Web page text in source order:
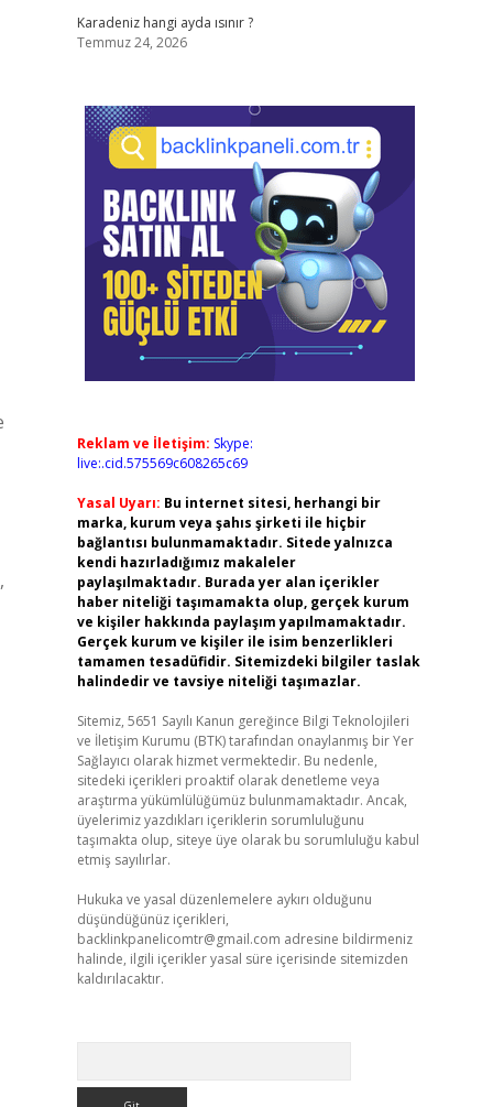
Karadeniz hangi ayda ısınır ?
Temmuz 24, 2026
Reklam ve İletişim: Skype:
live:.cid.575569c608265c69
Yasal Uyarı: Bu internet sitesi, herhangi bir
marka, kurum veya şahıs şirketi ile hiçbir
bağlantısı bulunmamaktadır. Sitede yalnızca
kendi hazırladığımız makaleler
paylaşılmaktadır. Burada yer alan içerikler
haber niteliği taşımamakta olup, gerçek kurum
ve kişiler hakkında paylaşım yapılmamaktadır.
Gerçek kurum ve kişiler ile isim benzerlikleri
tamamen tesadüfidir. Sitemizdeki bilgiler taslak
halindedir ve tavsiye niteliği taşımazlar.
Sitemiz, 5651 Sayılı Kanun gereğince Bilgi Teknolojileri
ve İletişim Kurumu (BTK) tarafından onaylanmış bir Yer
Sağlayıcı olarak hizmet vermektedir. Bu nedenle,
sitedeki içerikleri proaktif olarak denetleme veya
araştırma yükümlülüğümüz bulunmamaktadır. Ancak,
üyelerimiz yazdıkları içeriklerin sorumluluğunu
taşımakta olup, siteye üye olarak bu sorumluluğu kabul
etmiş sayılırlar.
Hukuka ve yasal düzenlemelere aykırı olduğunu
düşündüğünüz içerikleri,
backlinkpanelicomtr@gmail.com adresine bildirmeniz
halinde, ilgili içerikler yasal süre içerisinde sitemizden
kaldırılacaktır.